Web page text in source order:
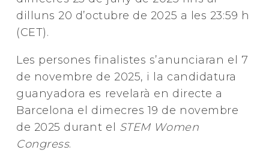
dilluns 20 d’octubre de 2025 a les 23:59 h
(CET).
Les persones finalistes s’anunciaran el 7
de novembre de 2025, i la candidatura
guanyadora es revelarà en directe a
Barcelona el dimecres 19 de novembre
de 2025 durant el STEM Women
Congress.